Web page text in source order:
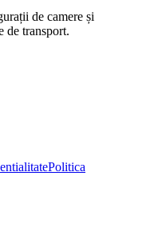
de camere și
de transport.
Politica